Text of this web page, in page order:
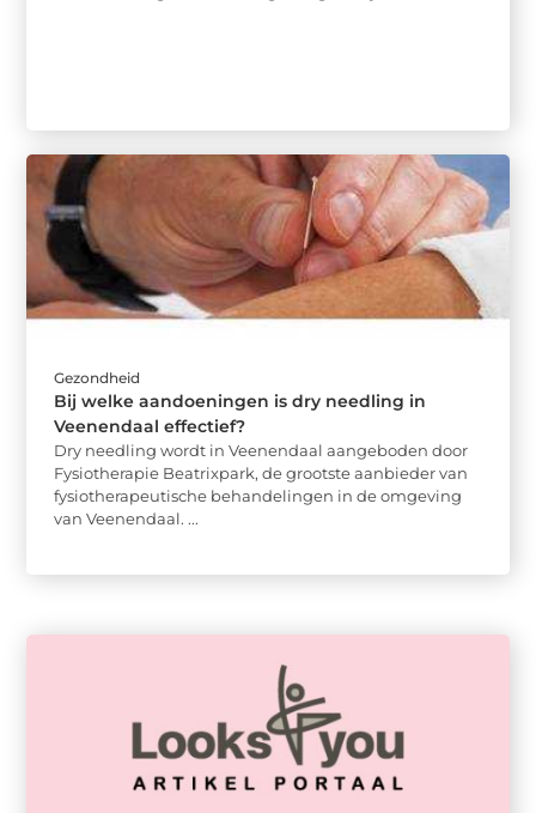
Gezondheid
Bij welke aandoeningen is dry needling in
Veenendaal effectief?
Dry needling wordt in Veenendaal aangeboden door
Fysiotherapie Beatrixpark, de grootste aanbieder van
fysiotherapeutische behandelingen in de omgeving
van Veenendaal. ...